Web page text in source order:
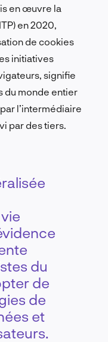
en œuvre la
en 2020,
de cookies
initiatives
signifie
du monde entier
l’intermédiaire
par des tiers.
du
de
de
et